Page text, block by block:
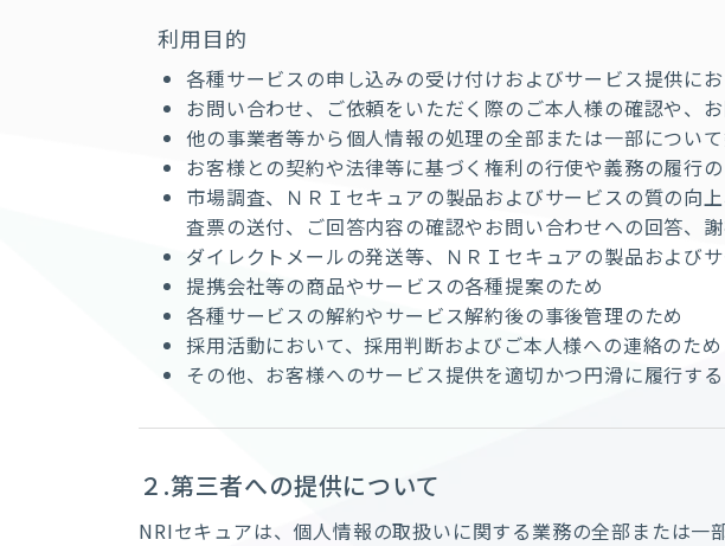
利用目的
各種サービスの申し込みの受け付けおよびサービス提供に
お問い合わせ、ご依頼をいただく際のご本人様の確認や、
他の事業者等から個人情報の処理の全部または一部につい
お客様との契約や法律等に基づく権利の行使や義務の履行
市場調査、ＮＲＩセキュアの製品およびサービスの質の向
査票の送付、ご回答内容の確認やお問い合わせへの回答、
ダイレクトメールの発送等、ＮＲＩセキュアの製品および
提携会社等の商品やサービスの各種提案のため
各種サービスの解約やサービス解約後の事後管理のため
採用活動において、採用判断およびご本人様への連絡のため
その他、お客様へのサービス提供を適切かつ円滑に履行す
２.第三者への提供について
NRIセキュアは、個人情報の取扱いに関する業務の全部または一